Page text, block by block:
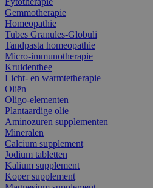
Gemmotherapie
Homeopathie
Tubes Granules-Globuli
Tandpasta homeopathie
Micro-immunotherapie
Kruidenthee
Licht- en warmtetherapie
Oliën
Oligo-elementen
Plantaardige olie
Aminozuren supplementen
Mineralen
Calcium supplement
Jodium tabletten
Kalium supplement
Koper supplement